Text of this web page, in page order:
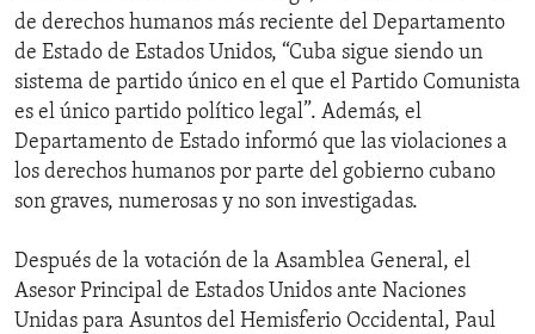
de derechos humanos más reciente del Departamento
de Estado de Estados Unidos, “Cuba sigue siendo un
sistema de partido único en el que el Partido Comunista
es el único partido político legal”. Además, el
Departamento de Estado informó que las violaciones a
los derechos humanos por parte del gobierno cubano
son graves, numerosas y no son investigadas.
Después de la votación de la Asamblea General, el
Asesor Principal de Estados Unidos ante Naciones
Unidas para Asuntos del Hemisferio Occidental, Paul